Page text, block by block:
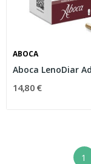
ABOCA
14,80 €
1